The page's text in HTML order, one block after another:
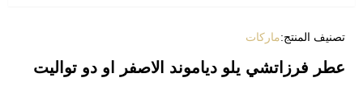
تصنيف المنتج:ماركات
عطر فرزاتشي يلو دياموند الاصفر او دو تواليت